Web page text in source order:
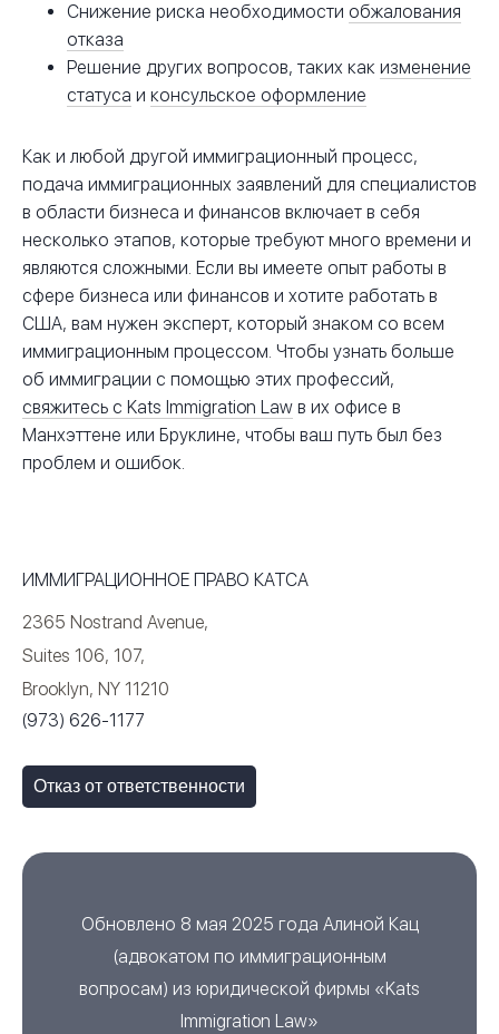
Снижение риска необходимости обжалования
отказа
Решение других вопросов, таких как изменение
статуса и консульское оформление
Как и любой другой иммиграционный процесс,
подача иммиграционных заявлений для специалистов
в области бизнеса и финансов включает в себя
несколько этапов, которые требуют много времени и
являются сложными. Если вы имеете опыт работы в
сфере бизнеса или финансов и хотите работать в
США, вам нужен эксперт, который знаком со всем
иммиграционным процессом. Чтобы узнать больше
об иммиграции с помощью этих профессий,
свяжитесь с Kats Immigration Law в их офисе в
Манхэттене или Бруклине, чтобы ваш путь был без
проблем и ошибок.
ИММИГРАЦИОННОЕ ПРАВО КАТСА
2365 Nostrand Avenue,
Suites 106, 107,
Brooklyn, NY 11210
(973) 626-1177
Отказ от ответственности
Обновлено 8 мая 2025 года Алиной Кац
(адвокатом по иммиграционным
вопросам) из юридической фирмы «Kats
Immigration Law»